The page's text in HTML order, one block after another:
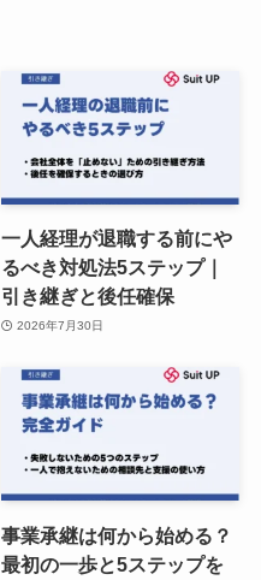
一人経理が退職する前にや
るべき対処法5ステップ｜
引き継ぎと後任確保
2026年7月30日
事業承継は何から始める？
最初の一歩と5ステップを